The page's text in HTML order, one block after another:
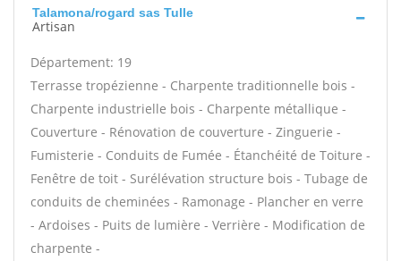
Talamona/rogard sas Tulle
Artisan
Département: 19
Terrasse tropézienne - Charpente traditionnelle bois -
Charpente industrielle bois - Charpente métallique -
Couverture - Rénovation de couverture - Zinguerie -
Fumisterie - Conduits de Fumée - Étanchéité de Toiture -
Fenêtre de toit - Surélévation structure bois - Tubage de
conduits de cheminées - Ramonage - Plancher en verre
- Ardoises - Puits de lumière - Verrière - Modification de
charpente -